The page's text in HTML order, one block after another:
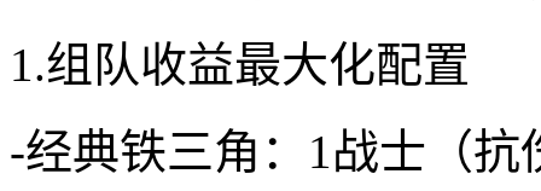
1.组队收益最大化配置
-经典铁三角：1战士（